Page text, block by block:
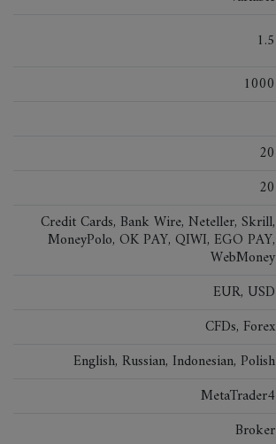
1.5
1000
20
20
Credit Cards, Bank Wire, Neteller, Skrill,
MoneyPolo, OK PAY, QIWI, EGO PAY,
WebMoney
EUR, USD
CFDs, Forex
English, Russian, Indonesian, Polish
MetaTrader4
Broker